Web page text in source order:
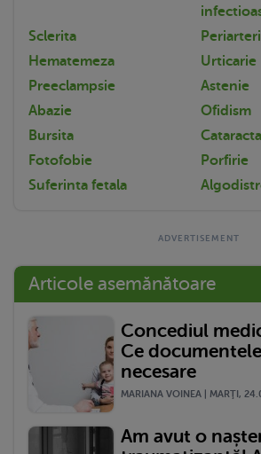
Sclerita
Hematemeza
Urticarie
Preeclampsie
Astenie
Abazie
Ofidism
Bursita
Cataracta
Fotofobie
Porfirie
Suferinta fetala
Articole asemănătoare
Concediul
Ce
necesare
MARIANA VOINEA | MARŢI,
Am avut o